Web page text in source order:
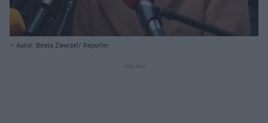
Autor: Beata Zawrzel/ Reporter